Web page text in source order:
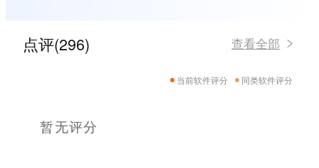
点评(296) 查看全部
当前软件评分 同类软件评分
暂无评分